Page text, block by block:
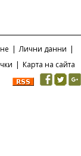
| Лични данни |
| Карта на сайта